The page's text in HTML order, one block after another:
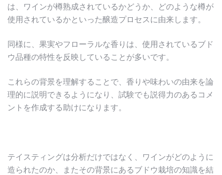
は、ワインが樽熟成されているかどうか、どのような樽が
使用されているかといった醸造プロセスに由来します。
同様に、果実やフローラルな香りは、使用されているブド
ウ品種の特性を反映していることが多いです。
これらの背景を理解することで、香りや味わいの由来を論
理的に説明できるようになり、試験でも説得力のあるコメ
ントを作成する助けになります。
テイスティングは分析だけではなく、ワインがどのように
造られたのか、またその背景にあるブドウ栽培の知識を結